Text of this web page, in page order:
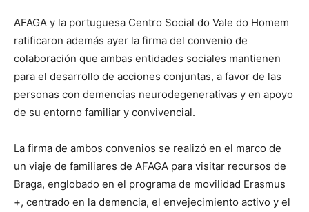
AFAGA y la portuguesa Centro Social do Vale do Homem
ratificaron además ayer la firma del convenio de
colaboración que ambas entidades sociales mantienen
para el desarrollo de acciones conjuntas, a favor de las
personas con demencias neurodegenerativas y en apoyo
de su entorno familiar y convivencial.
La firma de ambos convenios se realizó en el marco de
un viaje de familiares de AFAGA para visitar recursos de
Braga, englobado en el programa de movilidad Erasmus
+, centrado en la demencia, el envejecimiento activo y el